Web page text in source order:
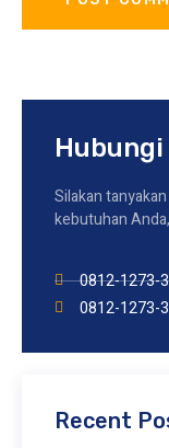
Hubungi
Silakan
kebutuhan
0812-1273-
0812-1273-
Recent